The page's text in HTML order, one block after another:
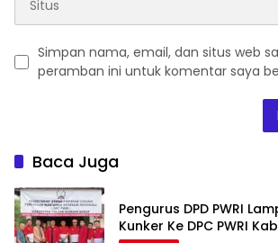
Simpan nama, email, dan situs web
peramban ini untuk komentar saya
Baca Juga
Pengurus DPD PWRI
Kunker Ke DPC PWRI